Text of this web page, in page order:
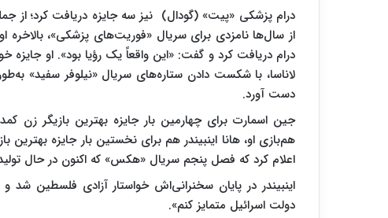
درام پزشکی «پیت» (گودال) نیز سه جایزه دریافت کرد؛ از
از سال‌ها نامزدی برای سریال «فوریت‌های پزشکی»، بالاخره
درام دریافت کرد و گفت: «این واقعاً یک رؤیا بود». او جایزه
لاناسا، با شکست دادن ستاره‌های سریال «نیلوفر سفید»
دست آورد.
جین اسمارت برای چهارمین بار جایزه بهترین بازیگر
هم‌بازی او، هانا اینبیندر هم برای نخستین بار جایزه
اعلام کرد که فصل پنجم سریال «هکس» که اکنون در حال
اینبیندر در پایان سخنرانی‌اش خواستار آزادی فلسطین شد
دولت اسرائیل متمایز کنم».